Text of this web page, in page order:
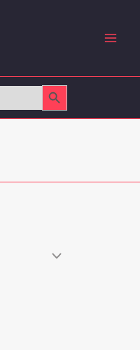
Search Button